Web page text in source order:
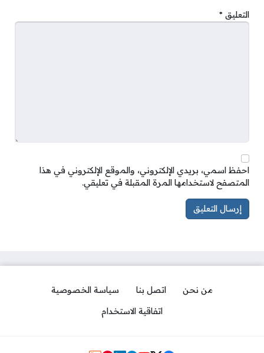
التعليق *
احفظ اسمي، بريدي الإلكتروني، والموقع الإلكتروني في هذا
المتصفح لاستخدامها المرة المقبلة في تعليقي.
من نحن اتصل بنا
سياسة الخصوصية
اتفاقية الاستخدام